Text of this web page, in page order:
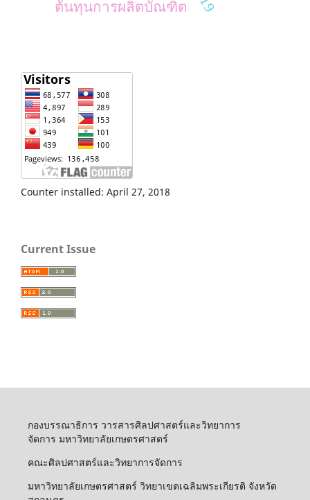
ต้นทุนการผลิตบัณฑิต
Counter installed: April 27, 2018
Current Issue
กองบรรณาธิการ วารสารศิลปศาสตร์และวิทยาการ
จัดการ มหาวิทยาลัยเกษตรศาสตร์
คณะศิลปศาสตร์และวิทยาการจัดการ
มหาวิทยาลัยเกษตรศาสตร์ วิทยาเขตเฉลิมพระเกียรติ จังหวัด